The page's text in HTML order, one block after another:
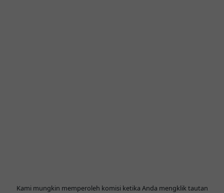
Kami mungkin memperoleh komisi ketika Anda mengklik tautan